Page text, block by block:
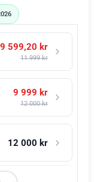
9 599,20 kr
11 999 kr
9 999 kr
12 000 kr
12 000 kr